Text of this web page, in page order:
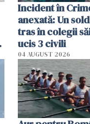
Incident în
anexată: Un
tras în colegii
ucis 3 civili
04 AUGUST 2026